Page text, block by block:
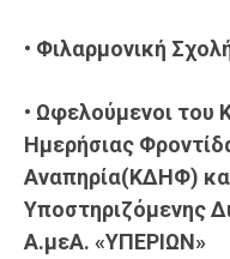
• Φιλαρμονική
• Ωφελούμενοι του
Ημερήσιας
Αναπηρία(ΚΔΗΦ)
Υποστηριζόμενης
Α.μεΑ. «ΥΠΕΡΙΩΝ»